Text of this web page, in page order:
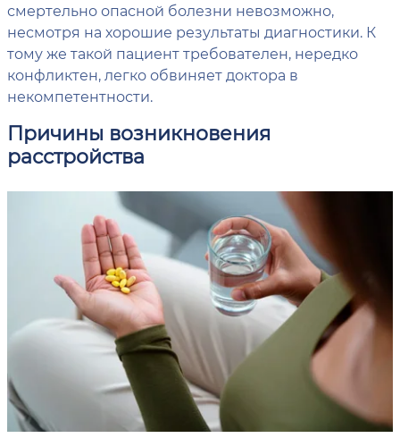
смертельно опасной болезни невозможно,
несмотря на хорошие результаты диагностики. К
тому же такой пациент требователен, нередко
конфликтен, легко обвиняет доктора в
некомпетентности.
Причины возникновения
расстройства